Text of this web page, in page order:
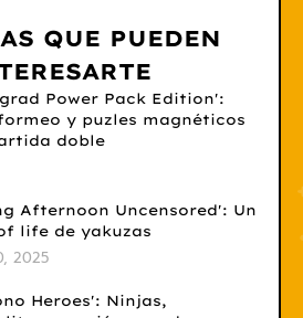
QUE PUEDEN
Power Pack Edition':
y puzles magnéticos
doble
Afternoon Uncensored': Un
life de yakuzas
2025
Heroes': Ninjas,